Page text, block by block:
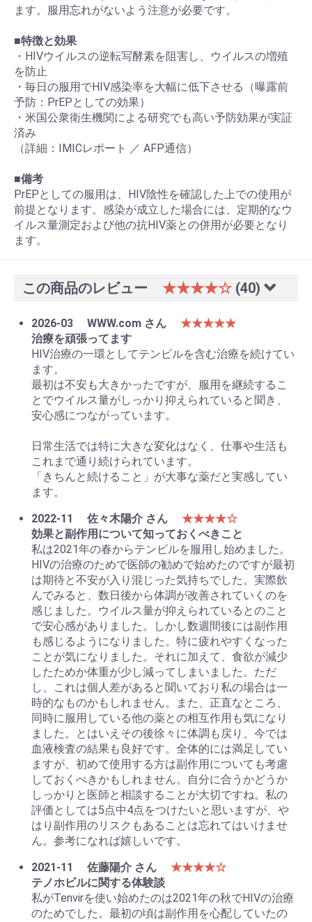
ます。服用忘れがないよう注意が必要です。
■特徴と効果
・HIVウイルスの逆転写酵素を阻害し、ウイルスの増殖
を防止
・毎日の服用でHIV感染率を大幅に低下させる（曝露前
予防：PrEPとしての効果）
・米国公衆衛生機関による研究でも高い予防効果が実証
済み
（詳細：IMICレポート ／ AFP通信）
■備考
PrEPとしての服用は、HIV陰性を確認した上での使用が
前提となります。感染が成立した場合には、定期的なウ
イルス量測定および他の抗HIV薬との併用が必要となり
ます。
この商品のレビュー ★★★★☆ (40)
2026-03 WWW.com さん
★★★★★
治療を頑張ってます
HIV治療の一環としてテンビルを含む治療を続けてい
ます。
最初は不安も大きかったですが、服用を継続するこ
とでウイルス量がしっかり抑えられていると聞き、
安心感につながっています。
日常生活では特に大きな変化はなく、仕事や生活も
これまで通り続けられています。
「きちんと続けること」が大事な薬だと実感してい
ます。
2022-11
佐々木陽介 さん
★★★★☆
効果と副作用について知っておくべきこと
私は2021年の春からテンビルを服用し始めました。
HIVの治療のためで医師の勧めで始めたのですが最初
は期待と不安が入り混じった気持ちでした。実際飲
んでみると、数日後から体調が改善されていくのを
感じました。ウイルス量が抑えられているとのこと
で安心感がありました。しかし数週間後には副作用
も感じるようになりました。特に疲れやすくなった
ことが気になりました。それに加えて、食欲が減少
したためか体重が少し減ってしまいました。ただ
し、これは個人差があると聞いており私の場合は一
時的なものかもしれません。また、正直なところ、
同時に服用している他の薬との相互作用も気になり
ました。とはいえその後徐々に体調も戻り、今では
血液検査の結果も良好です。全体的には満足してい
ますが、初めて使用する方は副作用についても考慮
しておくべきかもしれません。自分に合うかどうか
しっかりと医師と相談することが大切ですね。私の
評価としては5点中4点をつけたいと思いますが、や
はり副作用のリスクもあることは忘れてはいけませ
ん。参考になれば嬉しいです。
2021-11
佐藤陽介 さん
★★★★☆
テノホビルに関する体験談
私がTenvirを使い始めたのは2021年の秋でHIVの治療
のためでした。最初の頃は副作用を心配していたの